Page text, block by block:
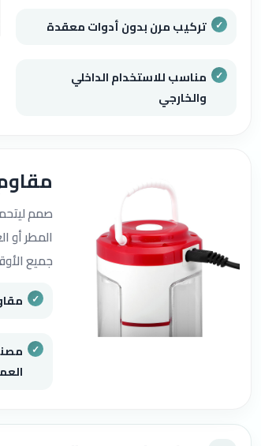
تركيب مرن بدون أدوات معقدة
مناسب للاستخدام الداخلي
والخارجي
صمم
المطر أو
جميع